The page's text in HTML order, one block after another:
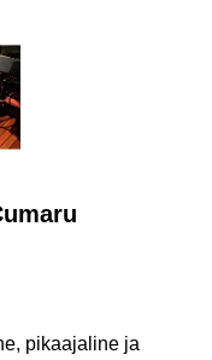
pikaajaline ja